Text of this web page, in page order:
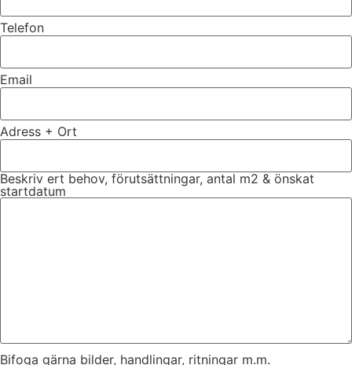
Telefon
Email
Adress + Ort
Beskriv ert behov, förutsättningar, antal m2 & önskat
startdatum
Bifoga gärna bilder, handlingar, ritningar m.m.